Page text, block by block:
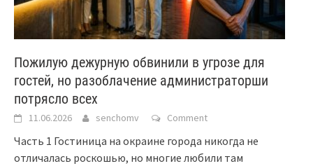
Пожилую дежурную обвинили в угрозе для
гостей, но разоблачение администраторши
потрясло всех
11.06.2026 senchomv Comment
Часть 1 Гостиница на окраине города никогда не
отличалась роскошью, но многие любили там